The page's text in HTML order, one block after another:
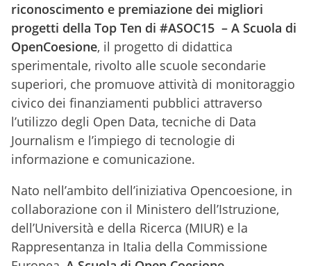
riconoscimento e premiazione dei migliori
progetti della Top Ten di #ASOC15 – A Scuola di
OpenCoesione, il progetto di didattica
sperimentale, rivolto alle scuole secondarie
superiori, che promuove attività di monitoraggio
civico dei finanziamenti pubblici attraverso
l’utilizzo degli Open Data, tecniche di Data
Journalism e l’impiego di tecnologie di
informazione e comunicazione.
Nato nell’ambito dell’iniziativa Opencoesione, in
collaborazione con il Ministero dell’Istruzione,
dell’Università e della Ricerca (MIUR) e la
Rappresentanza in Italia della Commissione